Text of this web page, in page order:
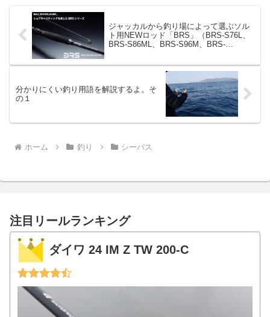
ジャッカルから釣り場によって選ぶソル
ト用NEWロッド「BRS」（BRS-S76L、
BRS-S86ML、BRS-S96M、BRS-
分かりにくい釣り用語を解説するよ。そ
の１
ホーム 釣り シーバス
注目リールランキング
ダイワ 24 IM Z TW 200-C